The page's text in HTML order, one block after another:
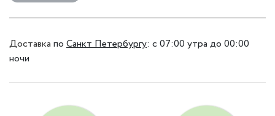
Доставка по Санкт Петербургу: с 07:00 утра до 00:00
ночи